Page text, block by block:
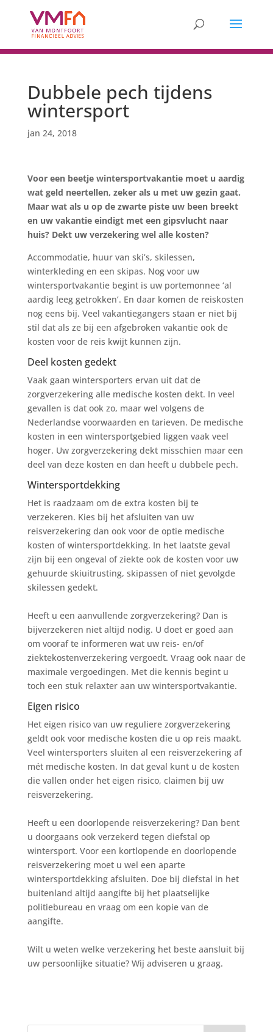
Dubbele pech tijdens
wintersport
jan 24, 2018
Voor een beetje wintersportvakantie moet u aardig
wat geld neertellen, zeker als u met uw gezin gaat.
Maar wat als u op de zwarte piste uw been breekt
en uw vakantie eindigt met een gipsvlucht naar
huis? Dekt uw verzekering wel alle kosten?
Accommodatie, huur van ski’s, skilessen,
winterkleding en een skipas. Nog voor uw
wintersportvakantie begint is uw portemonnee ‘al
aardig leeg getrokken’. En daar komen de reiskosten
nog eens bij. Veel vakantiegangers staan er niet bij
stil dat als ze bij een afgebroken vakantie ook de
kosten voor de reis kwijt kunnen zijn.
Deel kosten gedekt
Vaak gaan wintersporters ervan uit dat de
zorgverzekering alle medische kosten dekt. In veel
gevallen is dat ook zo, maar wel volgens de
Nederlandse voorwaarden en tarieven. De medische
kosten in een wintersportgebied liggen vaak veel
hoger. Uw zorgverzekering dekt misschien maar een
deel van deze kosten en dan heeft u dubbele pech.
Wintersportdekking
Het is raadzaam om de extra kosten bij te
verzekeren. Kies bij het afsluiten van uw
reisverzekering dan ook voor de optie medische
kosten of wintersportdekking. In het laatste geval
zijn bij een ongeval of ziekte ook de kosten voor uw
gehuurde skiuitrusting, skipassen of niet gevolgde
skilessen gedekt.
Heeft u een aanvullende zorgverzekering? Dan is
bijverzekeren niet altijd nodig. U doet er goed aan
om vooraf te informeren wat uw reis- en/of
ziektekostenverzekering vergoedt. Vraag ook naar de
maximale vergoedingen. Met die kennis begint u
toch een stuk relaxter aan uw wintersportvakantie.
Eigen risico
Het eigen risico van uw reguliere zorgverzekering
geldt ook voor medische kosten die u op reis maakt.
Veel wintersporters sluiten al een reisverzekering af
mét medische kosten. In dat geval kunt u de kosten
die vallen onder het eigen risico, claimen bij uw
reisverzekering.
Heeft u een doorlopende reisverzekering? Dan bent
u doorgaans ook verzekerd tegen diefstal op
wintersport. Voor een kortlopende en doorlopende
reisverzekering moet u wel een aparte
wintersportdekking afsluiten. Doe bij diefstal in het
buitenland altijd aangifte bij het plaatselijke
politiebureau en vraag om een kopie van de
aangifte.
Wilt u weten welke verzekering het beste aansluit bij
uw persoonlijke situatie? Wij adviseren u graag.